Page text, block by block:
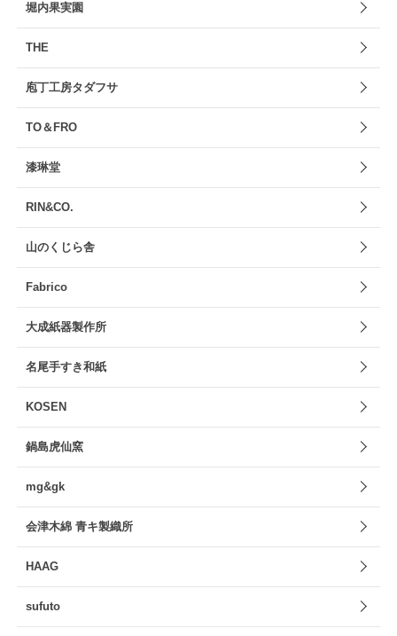
堀内果実園
THE
庖丁工房タダフサ
TO＆FRO
漆琳堂
RIN&CO.
山のくじら舎
Fabrico
大成紙器製作所
名尾手すき和紙
KOSEN
鍋島虎仙窯
mg&gk
会津木綿 青キ製織所
HAAG
sufuto